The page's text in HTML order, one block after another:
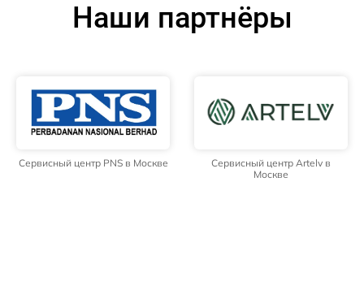
Наши партнёры
Сервисный центр PNS в Москве
Сервисный центр Artelv в
Москве